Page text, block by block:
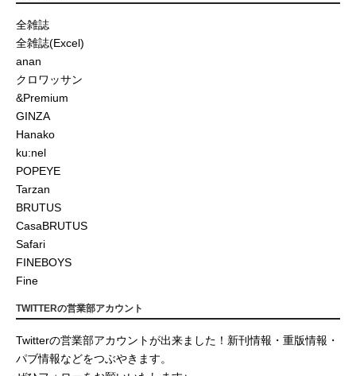
全雑誌
全雑誌(Excel)
anan
クロワッサン
&Premium
GINZA
Hanako
ku:nel
POPEYE
Tarzan
BRUTUS
CasaBRUTUS
Safari
FINEBOYS
Fine
TWITTERの営業部アカウント
Twitterの営業部アカウントが出来ました！新刊情報・重版情報・
パブ情報などをつぶやきます。